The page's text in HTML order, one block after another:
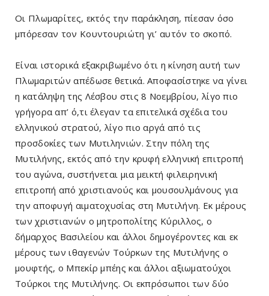
Οι Πλωμαρίτες, εκτός την παράκληση, πίεσαν όσο
μπόρεσαν τον Κουντουριώτη γι’ αυτόν το σκοπό.
Είναι ιστορικά εξακριβωμένο ότι η κίνηση αυτή των
Πλωμαριτών απέδωσε θετικά. Αποφασίστηκε να γίνει
η κατάληψη της Λέσβου στις 8 Νοεμβρίου, λίγο πιο
γρήγορα απ’ ό,τι έλεγαν τα επιτελικά σχέδια του
ελληνικού στρατού, λίγο πιο αργά από τις
προσδοκίες των Μυτιληνιών. Στην πόλη της
Μυτιλήνης, εκτός από την κρυφή ελληνική επιτροπή
του αγώνα, συστήνεται μια μεικτή φιλειρηνική
επιτροπή από χριστιανούς και μουσουλμάνους για
την αποφυγή αιματοχυσίας στη Μυτιλήνη. Εκ μέρους
των χριστιανών ο μητροπολίτης Κύριλλος, ο
δήμαρχος Βασιλείου και άλλοι δημογέροντες και εκ
μέρους των ιθαγενών Τούρκων της Μυτιλήνης ο
μουφτής, ο Μπεκίρ μπέης και άλλοι αξιωματούχοι
Τούρκοι της Μυτιλήνης. Οι εκπρόσωποι των δύο